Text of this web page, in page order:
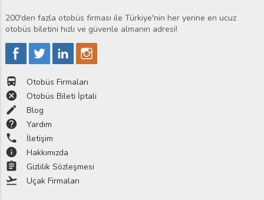
200'den fazla otobüs firması ile Türkiye'nin her yerine en ucuz
otobüs biletini hızlı ve güvenle almanın adresi!
directions_bus Otobüs Firmaları
cancel Otobüs Bileti İptali
edit Blog
help Yardım
phone İletişim
info Hakkımızda
assignment Gizlilik Sözleşmesi
flight_takeoff Uçak Firmaları